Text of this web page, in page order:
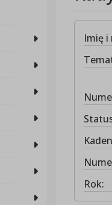
Imię i
Rok: